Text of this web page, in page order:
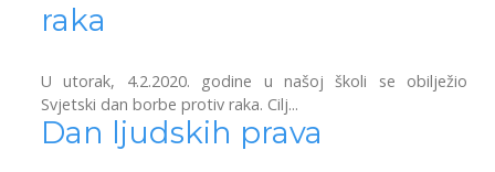
raka
U utorak, 4.2.2020. godine u našoj školi se obilježio
Svjetski dan borbe protiv raka. Cilj...
Dan ljudskih prava